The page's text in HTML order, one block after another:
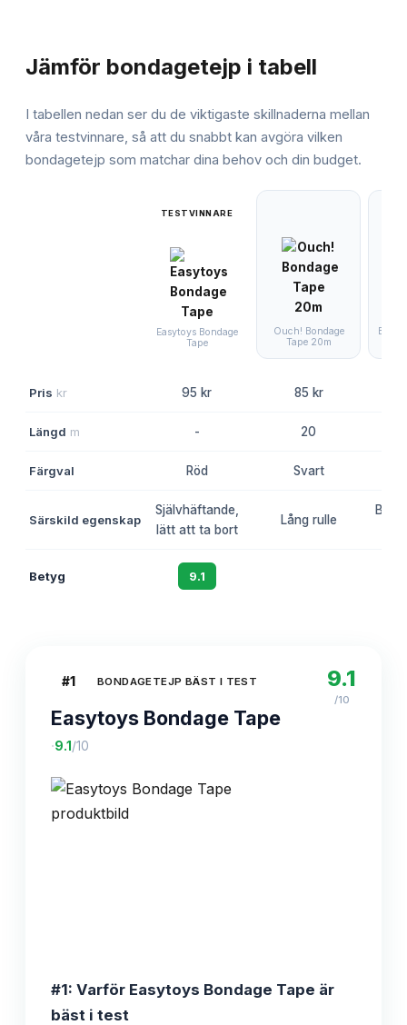
Jämför bondagetejp i tabell
I tabellen nedan ser du de viktigaste skillnaderna mellan
våra testvinnare, så att du snabbt kan avgöra vilken
bondagetejp som matchar dina behov och din budget.
TESTVINNARE
Easytoys Bondage
Tape
Ouch! Bondage
Tape 20m
Pris kr 95 kr 85 kr
Längd m - 20
Färgval Röd Svart
Särskild egenskap
Självhäftande,
lätt att ta bort
Lång rulle
Betyg 9.1
#1 BONDAGETEJP BÄST I TEST
Easytoys Bondage Tape
·9.1 /10
9.1
/10
#1: Varför Easytoys Bondage Tape är
bäst i test